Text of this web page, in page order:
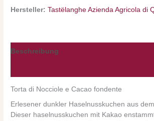
Hersteller: Tastëlanghe Azienda Agricola di
Beschreibung
Torta di Nocciole e Cacao fondente
Erlesener dunkler Haselnusskuchen aus
Dieser haselnusskuchen mit Kakao